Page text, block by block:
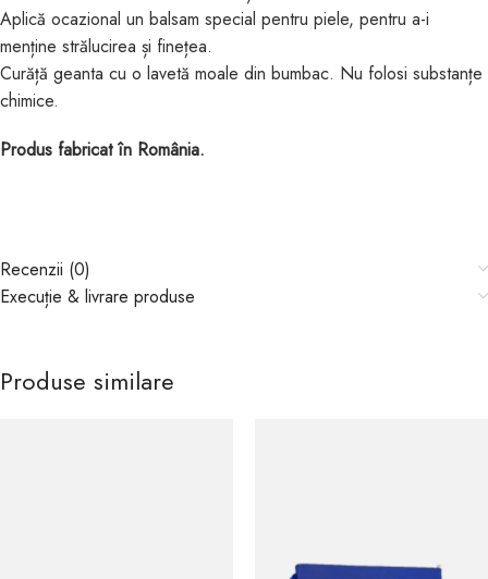
Aplică ocazional un balsam special pentru piele, pentru a-i
menține strălucirea și finețea.
Curăță geanta cu o lavetă moale din bumbac. Nu folosi substanțe
chimice.
Produs fabricat în România.
Recenzii (0)
Execuție & livrare produse
Produse similare